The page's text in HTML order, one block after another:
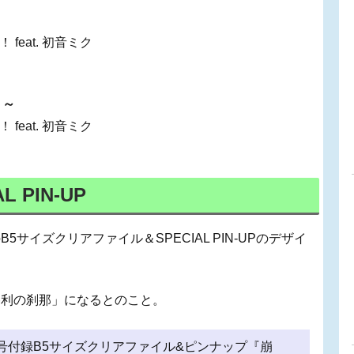
feat. 初音ミク
feat. 初音ミク
PIN-UP
サイズクリアファイル＆SPECIAL PIN-UPのデザイ
の刹那」になるとのこと。
付録B5サイズクリアファイル&ピンナップ『崩